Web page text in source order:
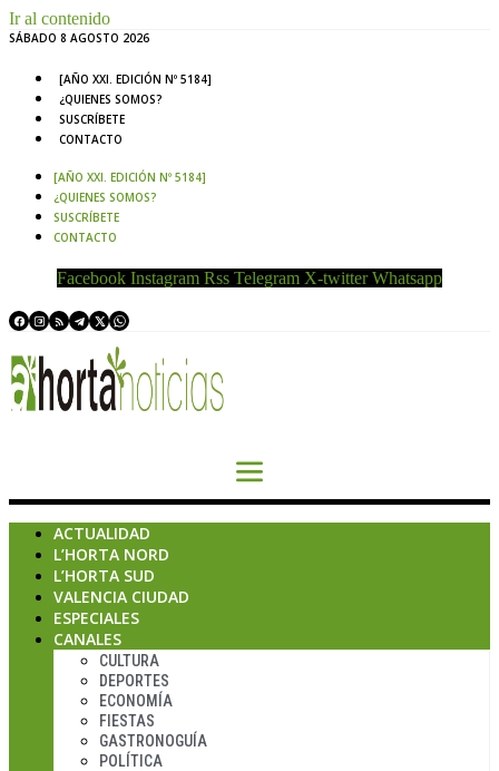
Ir al contenido
SÁBADO 8 AGOSTO 2026
[AÑO XXI. EDICIÓN Nº 5184]
¿QUIENES SOMOS?
SUSCRÍBETE
CONTACTO
[AÑO XXI. EDICIÓN Nº 5184]
¿QUIENES SOMOS?
SUSCRÍBETE
CONTACTO
Facebook Instagram Rss Telegram X-twitter Whatsapp
ACTUALIDAD
L’HORTA NORD
L’HORTA SUD
VALENCIA CIUDAD
ESPECIALES
CANALES
CULTURA
DEPORTES
ECONOMÍA
FIESTAS
GASTRONOGUÍA
POLÍTICA